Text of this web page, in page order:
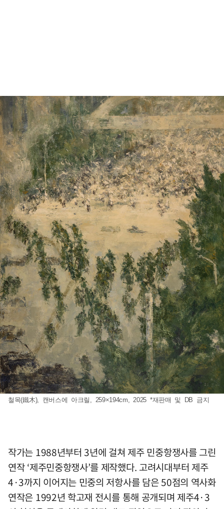
철목(鐵木), 캔버스에 아크릴, 259×194cm, 2025 *재판매 및 DB 금지
작가는 1988년부터 3년에 걸쳐 제주 민중항쟁사를 그린
연작 ‘제주민중항쟁사’를 제작했다. 고려시대부터 제주
4·3까지 이어지는 민중의 저항사를 담은 50점의 역사화
연작은 1992년 학고재 전시를 통해 공개되며 제주4·3